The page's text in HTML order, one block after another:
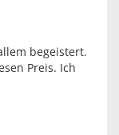
begeistert.
Preis. Ich